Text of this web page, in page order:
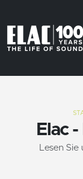
Elac
Lesen Sie